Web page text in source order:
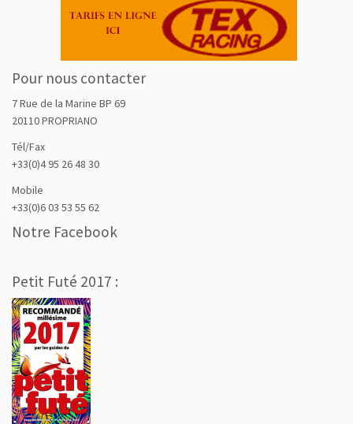
Pour nous contacter
7 Rue de la Marine BP 69
20110 PROPRIANO
Tél/Fax
+33(0)4 95 26 48 30
Mobile
+33(0)6 03 53 55 62
Notre Facebook
Petit Futé 2017 :